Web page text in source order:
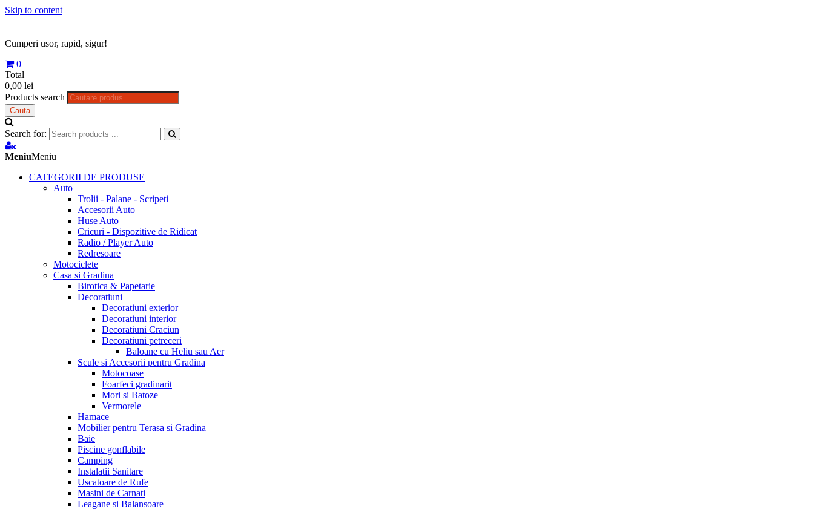
Skip to content
Cumperi usor, rapid, sigur!
0
Total
0,00 lei
Products search
Cauta
Search for:
MeniuMeniu
CATEGORII DE PRODUSE
Auto
Trolii - Palane - Scripeti
Accesorii Auto
Huse Auto
Cricuri - Dispozitive de Ridicat
Radio / Player Auto
Redresoare
Motociclete
Casa si Gradina
Birotica & Papetarie
Decoratiuni
Decoratiuni exterior
Decoratiuni interior
Decoratiuni Craciun
Decoratiuni petreceri
Baloane cu Heliu sau Aer
Scule si Accesorii pentru Gradina
Motocoase
Foarfeci gradinarit
Mori si Batoze
Vermorele
Hamace
Mobilier pentru Terasa si Gradina
Baie
Piscine gonflabile
Camping
Instalatii Sanitare
Uscatoare de Rufe
Masini de Carnati
Leagane si Balansoare